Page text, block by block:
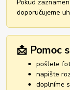
Pokud
doporučujeme
📩 Pomoc
pošlete
napište
doplníme